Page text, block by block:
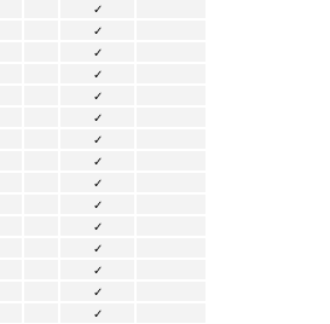
✓
✓
✓
✓
✓
✓
✓
✓
✓
✓
✓
✓
✓
✓
✓